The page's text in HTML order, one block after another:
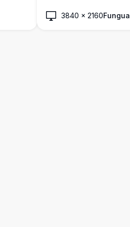
3840 × 2160Fungua